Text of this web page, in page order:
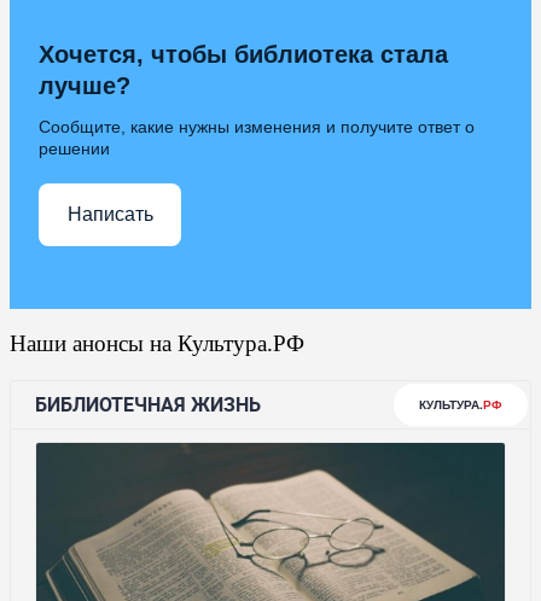
Хочется, чтобы библиотека стала
лучше?
Сообщите, какие нужны изменения и получите ответ о
решении
Написать
Наши анонсы на Культура.РФ